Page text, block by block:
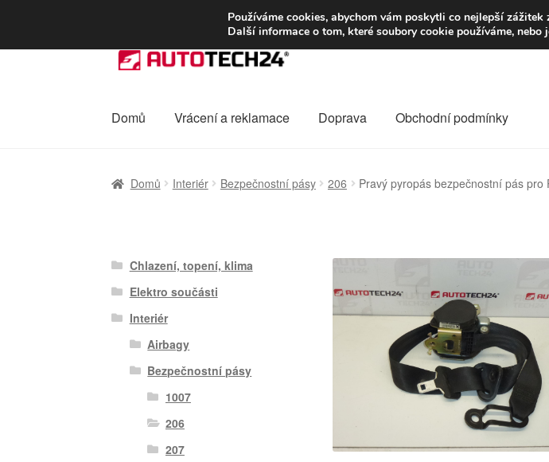
DOPRAVA od 139,-Kč
Přeskočit
na
Přejít
webu
Domů Vrácení a reklamace Doprava Obchodní podmínky
Domů Interiér Bezpečnostní pásy 206 Pravý pyropás bezpečnostní pás
Chlazení, topení, klima
Elektro součásti
Interiér
Airbagy
Bezpečnostní pásy
1007
206
207
Používáme cookies, abychom vám poskytli co nejlepší
Další informace o tom, které soubory cookie používáme, nebo